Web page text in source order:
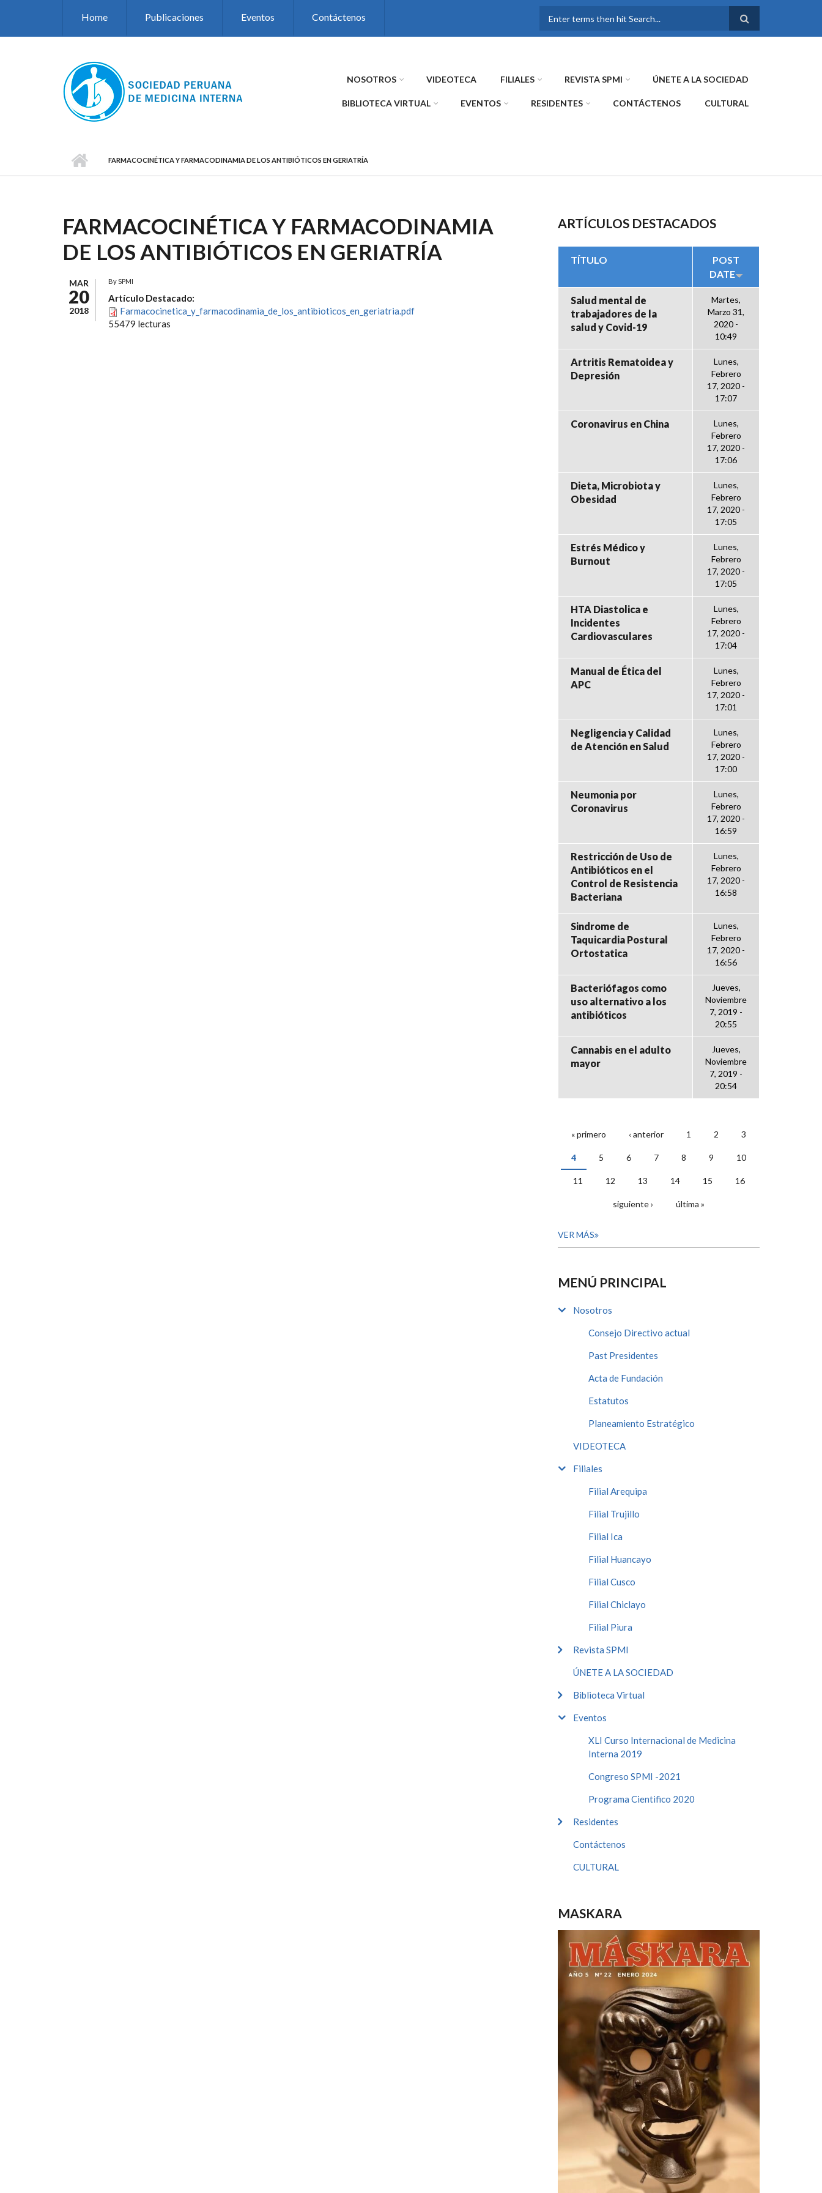
Home Publicaciones Eventos Contáctenos
FORMULARIO DE
NOSOTROS VIDEOTECA FILIALES REVISTA SPMI ÚNETE A LA SOCIEDAD
BIBLIOTECA VIRTUAL EVENTOS RESIDENTES CONTÁCTENOS CULTURAL
FARMACOCINÉTICA Y FARMACODINAMIA DE LOS ANTIBIÓTICOS EN GERIATRÍA
FARMACOCINÉTICA Y FARMACODINAMIA
DE LOS ANTIBIÓTICOS EN GERIATRÍA
MAR
20
2018
BySPMI
Artículo Destacado:
Farmacocinetica_y_farmacodinamia_de_los_antibioticos_en_geriatria.pdf
55479 lecturas
ARTÍCULOS DESTACADOS
TÍTULO
POST
DATE
Salud mental de
trabajadores de la
salud y Covid-19
Martes,
Marzo 31,
2020 -
10:49
Artritis Rematoidea y
Depresión
Lunes,
Febrero
17, 2020 -
17:07
Coronavirus en China
Lunes,
Febrero
17, 2020 -
17:06
Dieta, Microbiota y
Obesidad
Lunes,
Febrero
17, 2020 -
17:05
Estrés Médico y
Burnout
Lunes,
Febrero
17, 2020 -
17:05
HTA Diastolica e
Incidentes
Cardiovasculares
Lunes,
Febrero
17, 2020 -
17:04
Manual de Ética del
APC
Lunes,
Febrero
17, 2020 -
17:01
Negligencia y Calidad
de Atención en Salud
Lunes,
Febrero
17, 2020 -
17:00
Neumonia por
Coronavirus
Lunes,
Febrero
17, 2020 -
16:59
Restricción de Uso de
Antibióticos en el
Control de Resistencia
Bacteriana
Lunes,
Febrero
17, 2020 -
16:58
Sindrome de
Taquicardia Postural
Ortostatica
Lunes,
Febrero
17, 2020 -
16:56
Bacteriófagos como
uso alternativo a los
antibióticos
Jueves,
Noviembre
7, 2019 -
20:55
Cannabis en el adulto
mayor
Jueves,
Noviembre
7, 2019 -
20:54
PÁGINAS
« primero ‹ anterior 1 2 3
4 5 6 7 8 9 10
11 12 13 14 15 16
siguiente › última »
VER MÁS
MENÚ PRINCIPAL
Nosotros
Consejo Directivo actual
Past Presidentes
Acta de Fundación
Estatutos
Planeamiento Estratégico
VIDEOTECA
Filiales
Filial Arequipa
Filial Trujillo
Filial Ica
Filial Huancayo
Filial Cusco
Filial Chiclayo
Filial Piura
Revista SPMI
ÚNETE A LA SOCIEDAD
Biblioteca Virtual
Eventos
XLI Curso Internacional de Medicina
Interna 2019
Congreso SPMI -2021
Programa Cientifico 2020
Residentes
Contáctenos
CULTURAL
MASKARA